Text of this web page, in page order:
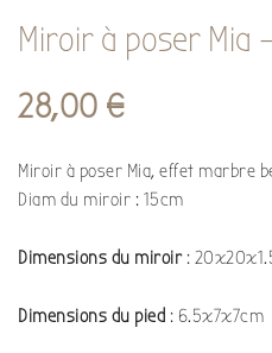
Miroir à poser Mia
28,00 €
Miroir à poser Mia, effet marbre
Diam du miroir : 15cm
Dimensions du miroir:
Dimensions du pied : 6.5x7x7cm